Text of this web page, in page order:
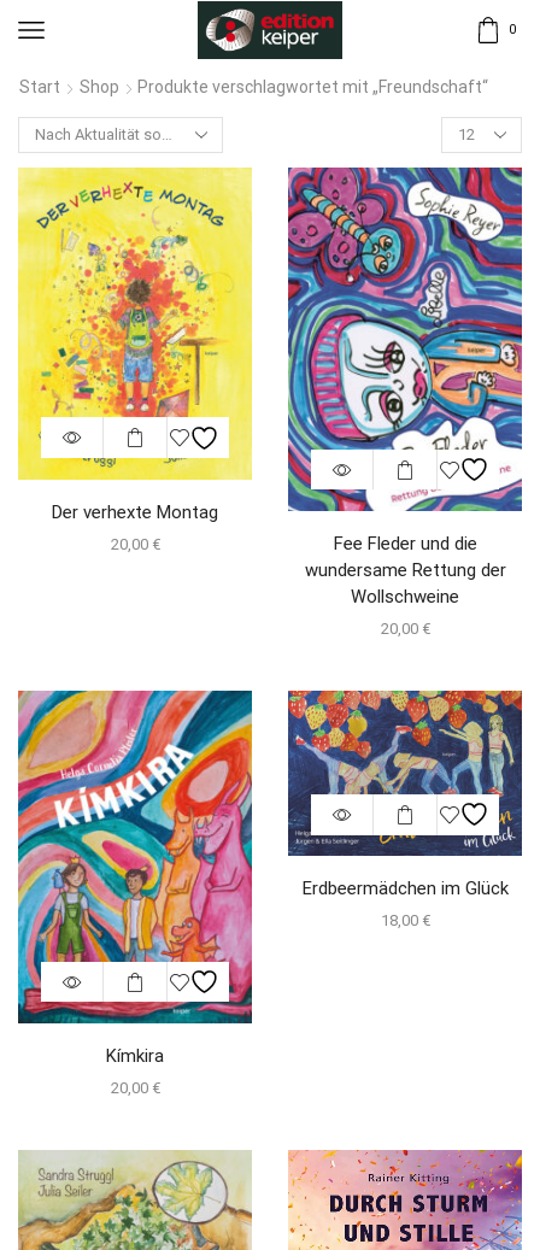
0
Start Shop Produkte verschlagwortet mit „Freundschaft“
Der verhexte Montag
20,00 €
Fee Fleder und die
wundersame Rettung der
Wollschweine
20,00 €
Kímkira
20,00 €
Erdbeermädchen im Glück
18,00 €